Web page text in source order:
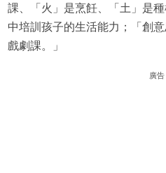
課、「火」是烹飪、「土」是
中培訓孩子的生活能力；「創
戲劇課。」
廣告